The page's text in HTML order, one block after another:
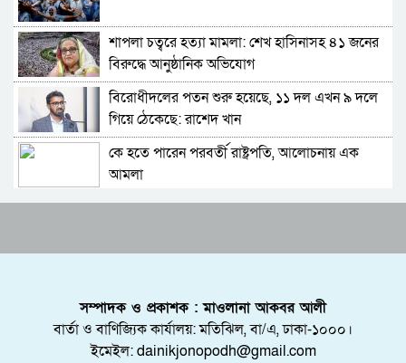
সিলেটের ভাঙাচোরা সড়ক নিয়ে সিসিক প্রশাসকের
ক্ষোভ, দ্রুত সংস্কারের আহ্বান
নারী-কাণ্ডে জামায়াত থেকে বহিস্কার এমপি গাজী
নজরুল
সিলেটে ভাড়াটিয়াকে ‘ধর্ষণ’, কলোনির মালিক
কারাগারে
প্রাণ ফিরে পাচ্ছে সিলেট নগরের আরেকটি পুকুর
শাপলা চত্বরে হত্যা মামলা: শেখ হাসিনাসহ ৪১ জনের
বিরুদ্ধে আনুষ্ঠানিক অভিযোগ
বিরোধীদলের পতন শুরু হয়েছে, ১১ দল এখন ৯ দলে
গিয়ে ঠেকেছে: রাশেদ খান
কে হতে পারেন পরবর্তী রাষ্ট্রপতি, আলোচনায় এক
আমলা
সিলেটে আদলত চত্বরে শিশু ফাহিমা হত্যা মামলার
শাবিপ্রবিতে শিক্ষার্থীকে মারধর: ছাত্রদল নেতা হাসিবুর
ও তারেক বহিষ্কার, ক্যাম্পাসে নিষিদ্ধ ২ বছর
সম্পাদক ও প্রকাশক : মাওলানা আকবর আলী
বার্তা ও বাণিজ্যিক কার্যালয়: মতিঝিল, বা/এ, ঢাকা-১০০০।
ইমেইল: dainikjonopodh@gmail.com